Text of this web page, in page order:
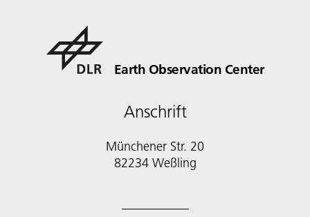
Earth Observation Center
Anschrift
Münchener Str. 20